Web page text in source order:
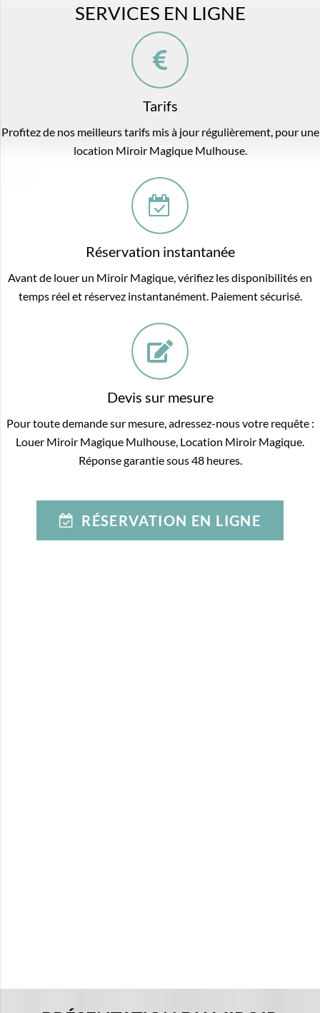
SERVICES EN LIGNE
Tarifs
Profitez de nos meilleurs tarifs mis à jour régulièrement, pour une
location Miroir Magique Mulhouse.
Réservation instantanée
Avant de louer un Miroir Magique, vérifiez les disponibilités en
temps réel et réservez instantanément. Paiement sécurisé.
Devis sur mesure
Pour toute demande sur mesure, adressez-nous votre requête :
Louer Miroir Magique Mulhouse, Location Miroir Magique.
Réponse garantie sous 48 heures.
RÉSERVATION EN LIGNE